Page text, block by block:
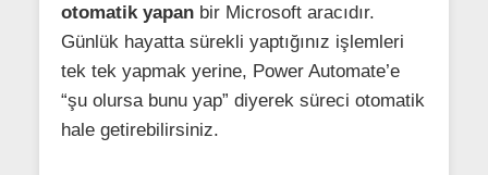
otomatik yapanbir Microsoft aracıdır.
Günlük hayatta sürekli yaptığınız işlemleri
tek tek yapmak yerine, Power Automate’e
“şu olursa bunu yap” diyerek süreci otomatik
hale getirebilirsiniz.